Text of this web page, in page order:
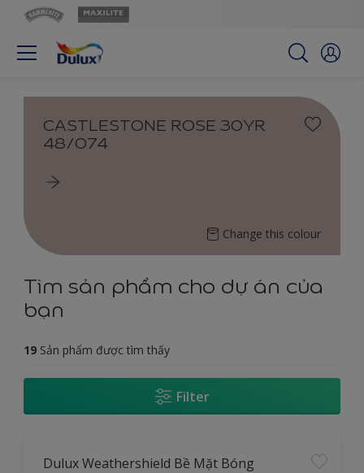
CASTLESTONE ROSE 30YR
48/074
Change this colour
Tìm sản phẩm cho dự án của
bạn
19 Sản phẩm được tìm thấy
Filter
Dulux Weathershield Bề Mặt Bóng